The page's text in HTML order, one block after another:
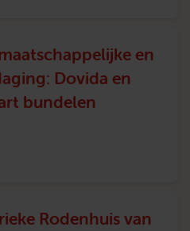
en
Dovida en
bundelen
Rodenhuis van